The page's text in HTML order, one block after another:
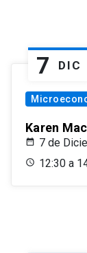
7 DIC
Karen
7 de
12:30 a